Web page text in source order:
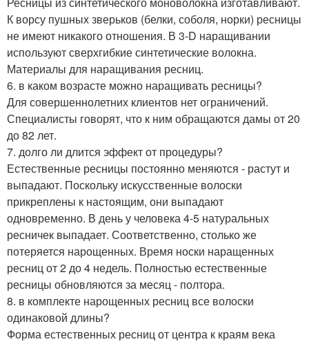
К ворсу пушных зверьков (белки, соболя, норки) ресницы
не имеют никакого отношения. В 3-D наращивании
используют сверхгибкие синтетические волокна.
Материалы для наращивания ресниц.
6. в каком возрасте можно наращивать ресницы?
Для совершеннолетних клиентов нет ограничений.
Специалисты говорят, что к ним обращаются дамы от 20
до 82 лет.
7. долго ли длится эффект от процедуры?
Естественные ресницы постоянно меняются - растут и
выпадают. Поскольку искусственные волоски
прикреплены к настоящим, они выпадают
одновременно. В день у человека 4-5 натуральных
ресничек выпадает. Соответственно, столько же
потеряется нарощенных. Время носки наращенных
ресниц от 2 до 4 недель. Полностью естественные
ресницы обновляются за месяц - полтора.
8. в комплекте нарощенных ресниц все волоски
одинаковой длины?
Форма естественных ресниц от центра к краям века